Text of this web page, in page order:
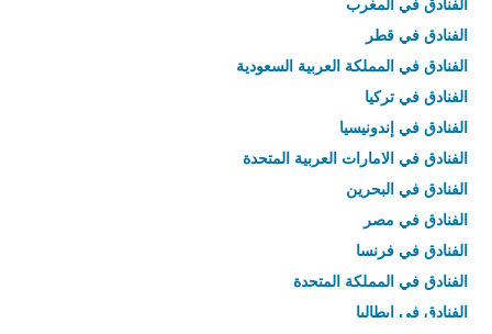
الفنادق في قطر
الفنادق في المملكة العربية السعودية
الفنادق في تركيا
الفنادق في إندونيسيا
الفنادق في الامارات العربية المتحدة
الفنادق في البحرين
الفنادق في مصر
الفنادق في فرنسا
الفنادق في المملكة المتحدة
الفنادق في إيطاليا